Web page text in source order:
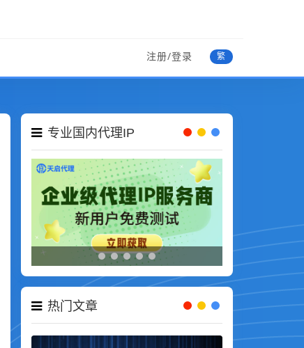
注册/登录 繁
专业国内代理IP
热门文章